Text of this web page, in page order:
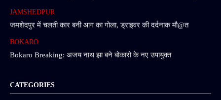
JAMSHEDPUR
जमशेदपुर में चलती कार बनी आग का गोला, ड्राइवर की दर्दनाक मौ@त
BOKARO
Bokaro Breaking: अजय नाथ झा बने बोकारो के नए उपायुक्त
CATEGORIES